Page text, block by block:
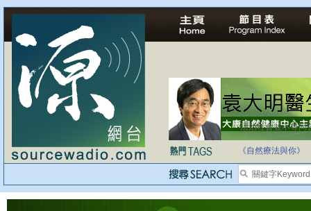
法治社會並不等同
《自然療法與你》